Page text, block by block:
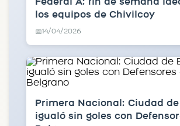
Federal A: fin de semana
los equipos de Chivilcoy
📅14/04/2026
Primera Nacional: Ciudad
igualó sin goles con